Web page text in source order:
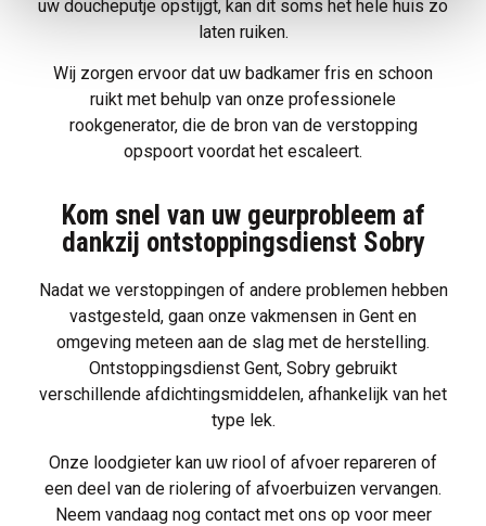
uw doucheputje opstijgt, kan dit soms het hele huis zo
laten ruiken.
Wij zorgen ervoor dat uw badkamer fris en schoon
ruikt met behulp van onze professionele
rookgenerator, die de bron van de verstopping
opspoort voordat het escaleert.
Kom snel van uw geurprobleem af
dankzij ontstoppingsdienst Sobry
Nadat we verstoppingen of andere problemen hebben
vastgesteld, gaan onze vakmensen in Gent en
omgeving meteen aan de slag met de herstelling.
Ontstoppingsdienst Gent, Sobry gebruikt
verschillende afdichtingsmiddelen, afhankelijk van het
type lek.
Onze loodgieter kan uw riool of afvoer repareren of
een deel van de riolering of afvoerbuizen vervangen.
Neem vandaag nog contact met ons op voor meer